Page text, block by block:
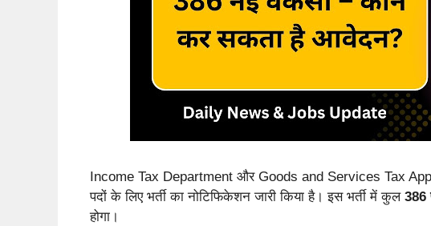
Income Tax Department और Goods and Services Tax
पदों के लिए भर्ती का नोटिफिकेशन जारी किया है। इस भर्ती में कुल 386
होगा।